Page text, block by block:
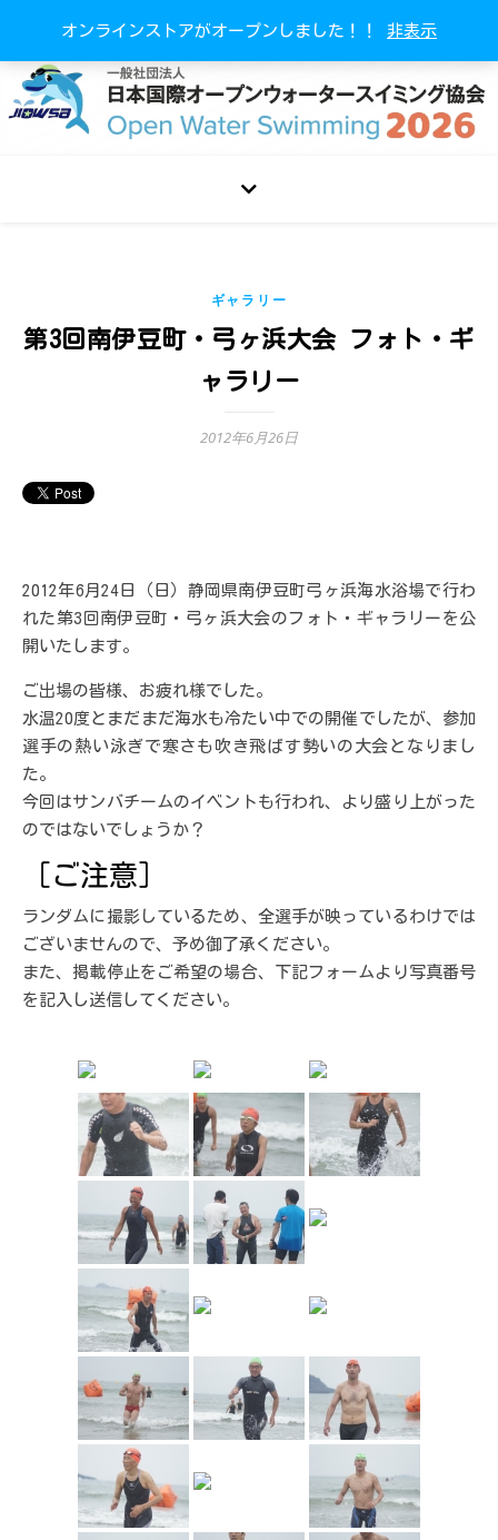
オンラインストアがオープンしました！！ 非表示
ギャラリー
第3回南伊豆町・弓ヶ浜大会 フォト・ギ
ャラリー
2012年6月26日
2012年6月24日（日）静岡県南伊豆町弓ヶ浜海水浴場で行わ
れた第3回南伊豆町・弓ヶ浜大会のフォト・ギャラリーを公
開いたします。
ご出場の皆様、お疲れ様でした。
水温20度とまだまだ海水も冷たい中での開催でしたが、参加
選手の熱い泳ぎで寒さも吹き飛ばす勢いの大会となりまし
た。
今回はサンバチームのイベントも行われ、より盛り上がった
のではないでしょうか？
［ご注意］
ランダムに撮影しているため、全選手が映っているわけでは
ございませんので、予め御了承ください。
また、掲載停止をご希望の場合、下記フォームより写真番号
を記入し送信してください。